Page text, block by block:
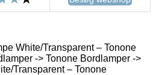
White/Transparent – Tonone
-> Tonone Bordlamper ->
Transparent – Tonone